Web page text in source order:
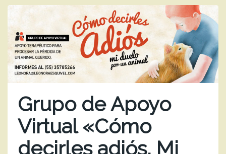
Grupo de Apoyo
Virtual «Cómo
decirles adiós. Mi